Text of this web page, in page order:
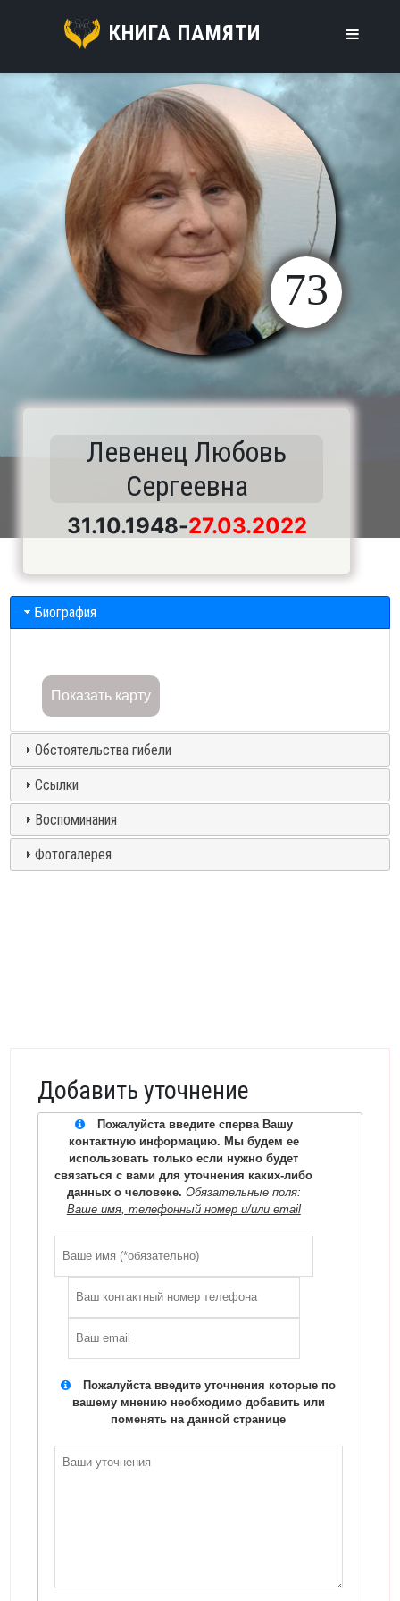
КНИГА ПАМЯТИ
73
Левенец Любовь
Сергеевна
31.10.1948-27.03.2022
Биография
Показать карту
Обстоятельства гибели
Ссылки
Воспоминания
Фотогалерея
Добавить уточнение
Пожалуйста введите сперва Вашу
контактную информацию. Мы будем ее
использовать только если нужно будет
связаться с вами для уточнения каких-либо
данных о человеке. Обязательные поля:
Ваше имя, телефонный номер и/или email
Пожалуйста введите уточнения которые по
вашему мнению необходимо добавить или
поменять на данной странице